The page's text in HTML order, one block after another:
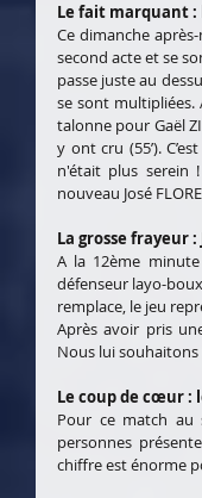
Le fait marquant
Ce dimanche
second acte et se
passe juste au
se sont multipliées.
talonne pour Gaël
y ont cru (55’).
n'était plus serein
nouveau José
La grosse frayeur :
A la 12ème
défenseur layo-
remplace, le jeu
Après avoir pris
Nous lui souhaitons
Le coup de cœur :
Pour ce match au
personnes
chiffre est énorme